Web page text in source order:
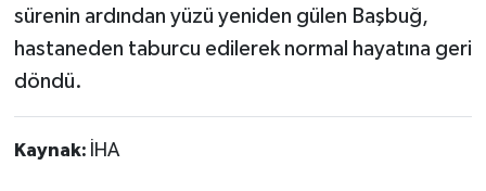
sürenin ardından yüzü yeniden gülen Başbuğ,
hastaneden taburcu edilerek normal hayatına geri
döndü.
Kaynak: İHA